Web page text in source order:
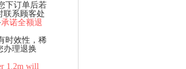
下订单后若
联系顾客处
承诺全额退
时效性，稀
办理退换
1.2m will